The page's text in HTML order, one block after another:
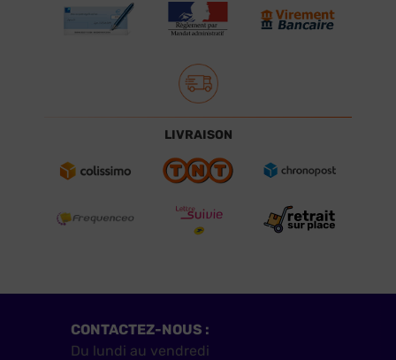
LIVRAISON
CONTACTEZ-NOUS :
Du lundi au vendredi